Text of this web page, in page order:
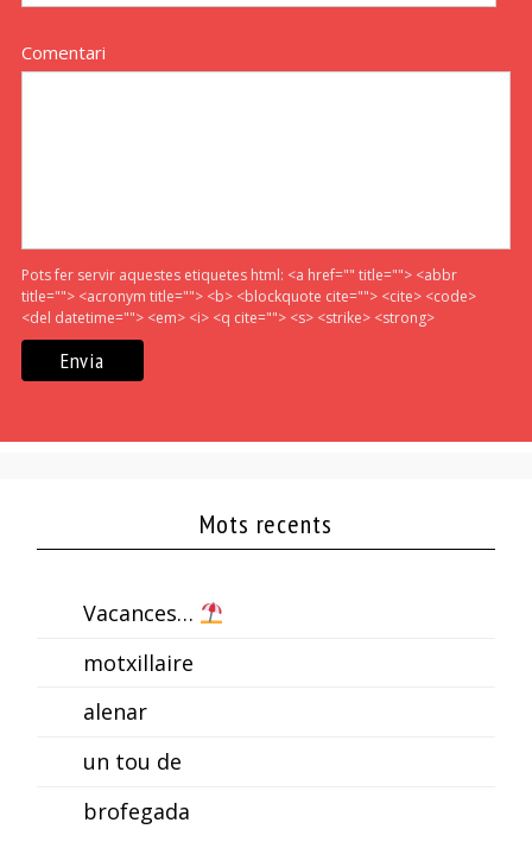
Comentari
Pots fer servir aquestes etiquetes html: <a href="" title=""> <abbr
title=""> <acronym title=""> <b> <blockquote cite=""> <cite> <code>
<del datetime=""> <em> <i> <q cite=""> <s> <strike> <strong>
Mots recents
Vacances…
motxillaire
alenar
un tou de
brofegada